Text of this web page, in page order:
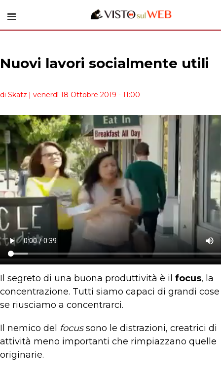
Nuovi lavori socialmente utili
di Skatz | venerdì 18 Ottobre 2019 - 11:00
Il segreto di una buona produttività è il focus, la
concentrazione. Tutti siamo capaci di grandi cose
se riusciamo a concentrarci.
Il nemico del focussono le distrazioni, creatrici di
attività meno importanti che rimpiazzano quelle
originarie.